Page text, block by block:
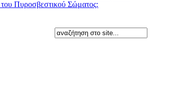
του Πυροσβεστικού Σώματος: